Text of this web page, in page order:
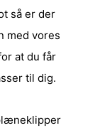
så er der
med vores
at du får
til dig.